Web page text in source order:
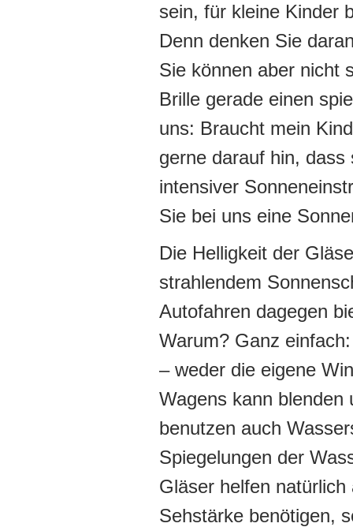
sein, für kleine Kinder
Denn denken Sie
Sie können aber nicht
Brille gerade einen
uns: Braucht mein
gerne darauf hin,
intensiver
Sie bei uns eine
Die Helligkeit der
strahlendem
Autofahren dagegen
Warum? Ganz
– weder die eigene
Wagens kann blenden
benutzen auch
Spiegelungen der
Gläser helfen
Sehstärke benötigen,